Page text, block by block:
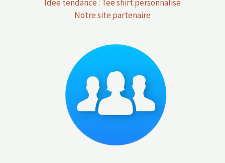
Idée tendance : Tee shirt personnalisé
Notre site partenaire